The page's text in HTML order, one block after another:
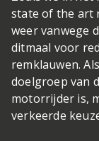
state of the art
weer vanwege
ditmaal voor
remklauwen.
doelgroep van
motorrijder is,
verkeerde